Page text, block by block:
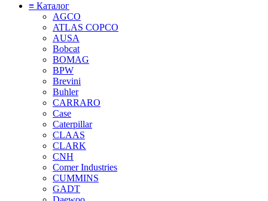
≡ Каталог
AGCO
ATLAS COPCO
AUSA
Bobcat
BOMAG
BPW
Brevini
Buhler
CARRARO
Case
Caterpillar
CLAAS
CLARK
CNH
Comer Industries
CUMMINS
GADT